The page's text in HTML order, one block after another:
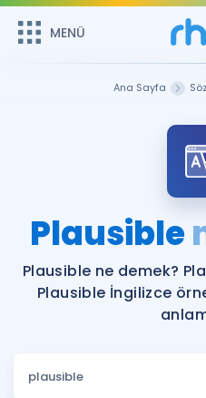
MENÜ
ÜYE
Sepetin
Remzi Hoca ile seni sınava
MENÜ
Faydalı Araçlar
Sözlük
Hakkımızda
Ana Sayfa
Plausible
Plausible ne demek?
Plausible İngilizce